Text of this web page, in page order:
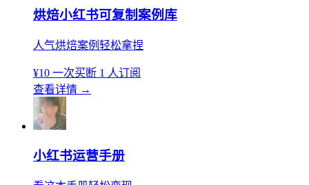
烘焙小红书可复制案例库
人气烘焙案例轻松拿捏
¥10 一次买断 1 人订阅
查看详情 →
小红书运营手册